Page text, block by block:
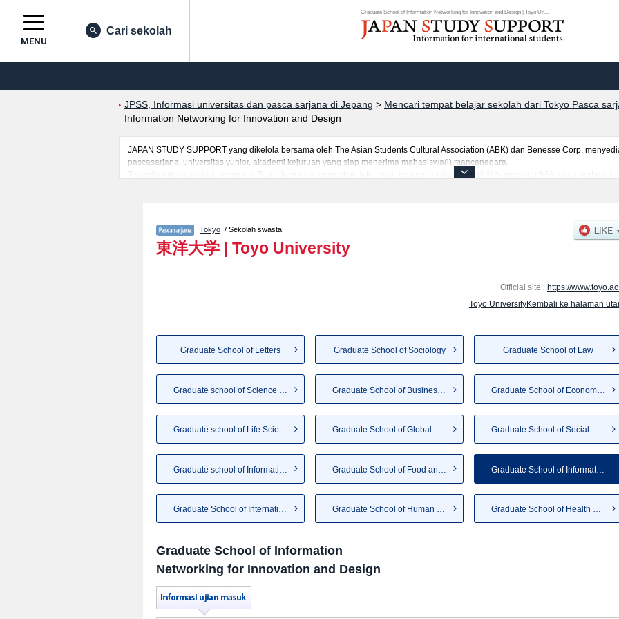
Graduate School of Information Networking for Innovation and Design | Toyo Un...
MENU
Cari sekolah
JPSS, Informasi universitas dan pasca sarjana di Jepang > Mencari tempat belajar sekolah dari Tokyo Pasca
Information Networking for Innovation and Design
JAPAN STUDY SUPPORT yang dikelola bersama oleh The Asian Students Cultural Association (ABK) dan Benesse Corp.
pascasarjana, universitas yunior, akademi kejuruan yang siap menerima mahasiswa(i) mancanegara.
Tersedia informasi rinci mengenai Toyo University, mencakup informasi per jurusan riset seperti %% research %%, serta
Tokyo / Sekolah swasta
東洋大学 | Toyo University
Official site: https://
Toyo UniversityKembali ke halaman
Graduate School of Letters Graduate School of Sociology Graduate School of Law
Graduate school of Life Sciences Graduate School of Global and... Graduate School of Social Wel...
Graduate School of Informatio...
Graduate School of Internatio... Graduate School of Human Life... Graduate School of Health and...
Graduate School of Information
Networking for Innovation and Design